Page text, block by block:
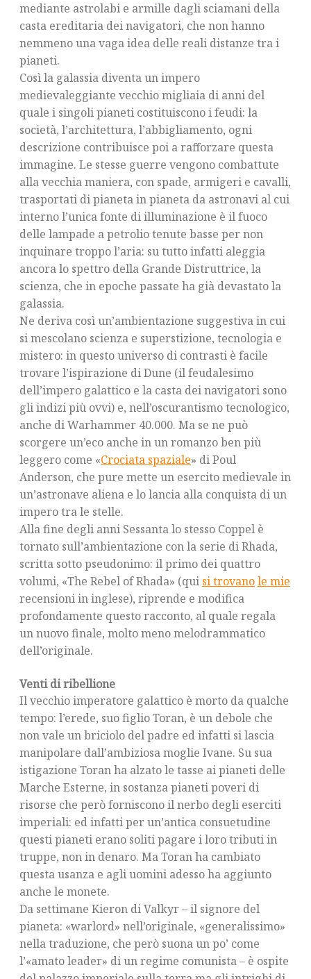
mediante astrolabi e armille dagli sciamani della
casta ereditaria dei navigatori, che non hanno
nemmeno una vaga idea delle reali distanze tra i
pianeti.
Così la galassia diventa un impero
medievaleggiante vecchio migliaia di anni del
quale i singoli pianeti costituiscono i feudi: la
società, l’architettura, l’abbigliamento, ogni
descrizione contribuisce poi a rafforzare questa
immagine. Le stesse guerre vengono combattute
alla vecchia maniera, con spade, armigeri e cavalli,
trasportati di pianeta in pianeta da astronavi al cui
interno l’unica fonte di illuminazione è il fuoco
delle lampade a petrolio tenute basse per non
inquinare troppo l’aria: su tutto infatti aleggia
ancora lo spettro della Grande Distruttrice, la
scienza, che in epoche passate ha già devastato la
galassia.
Ne deriva così un’ambientazione suggestiva in cui
si mescolano scienza e superstizione, tecnologia e
mistero: in questo universo di contrasti è facile
trovare l’ispirazione di Dune (il feudalesimo
dell’impero galattico e la casta dei navigatori sono
gli indizi più ovvi) e, nell’oscurantismo tecnologico,
anche di Warhammer 40.000. Ma se ne può
scorgere un’eco anche in un romanzo ben più
leggero come «Crociata spaziale» di Poul
Anderson, che pure mette un esercito medievale in
un’astronave aliena e lo lancia alla conquista di un
impero tra le stelle.
Alla fine degli anni Sessanta lo stesso Coppel è
tornato sull’ambientazione con la serie di Rhada,
scritta sotto pseudonimo: il primo dei quattro
volumi, «The Rebel of Rhada» (qui si trovanole mie
recensioni in inglese), riprende e modifica
profondamente questo racconto, al quale regala
un nuovo finale, molto meno melodrammatico
dell’originale.
Venti di ribellione
Il vecchio imperatore galattico è morto da qualche
tempo: l’erede, suo figlio Toran, è un debole che
non vale un briciolo del padre ed infatti si lascia
manipolare dall’ambiziosa moglie Ivane. Su sua
istigazione Toran ha alzato le tasse ai pianeti delle
Marche Esterne, in sostanza pianeti poveri di
risorse che però forniscono il nerbo degli eserciti
imperiali: ed infatti per un’antica consuetudine
questi pianeti erano soliti pagare i loro tributi in
truppe, non in denaro. Ma Toran ha cambiato
questa usanza e agli uomini adesso ha aggiunto
anche le monete.
Da settimane Kieron di Valkyr – il signore del
pianeta: «warlord» nell’originale, «generalissimo»
nella traduzione, che però suona un po’ come
l’«amato leader» di un regime comunista – è ospite